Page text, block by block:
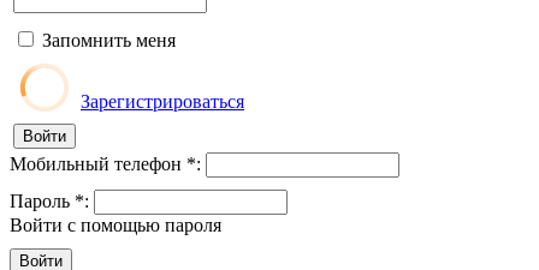
Запомнить меня
Зарегистрироваться
Мобильный телефон *:
Пароль *:
Войти с помощью пароля